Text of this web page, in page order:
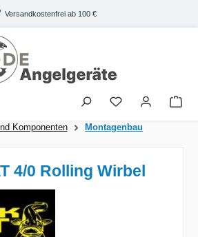
Versandkostenfrei ab 100 €
Komponenten Montagenbau
4/0 Rolling Wirbel